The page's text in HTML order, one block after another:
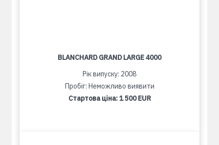
BLANCHARD GRAND LARGE 4000
Рік випуску: 2008
Пробіг: Неможливо виявити
Стартова ціна:1 500 EUR